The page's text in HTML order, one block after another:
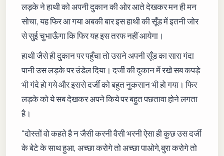
लड़के ने हाथी को अपनी दुकान की ओर आते देखकर मन ही मन
सोचा, यह फिर आ गया अबकी बार इस हाथी की सूँड में इतनी जोर
से सुई चुभाऊँगा कि फिर यह इस तरफ नहीं आयेगा।
हाथी जैसे ही दुकान पर पहुँचा तो उसने अपनी सूँड का सारा गंदा
पानी उस लड़के पर उंडेल दिया। दर्जी की दुकान में रखे सब कपड़े
भी गंदे हो गये और इससे दर्जी को बहुत नुकसान भी हो गया। फिर
लड़के को ये सब देखकर अपने किये पर बहुत पछतावा होने लगता
है।
“दोस्तों वो कहते है न जैसी करनी वैसी भरनी ऐसा ही कुछ उस दर्जी
के बेटे के साथ हुआ, अच्छा करोगे तो अच्छा पाओगे,बुरा करोगे तो